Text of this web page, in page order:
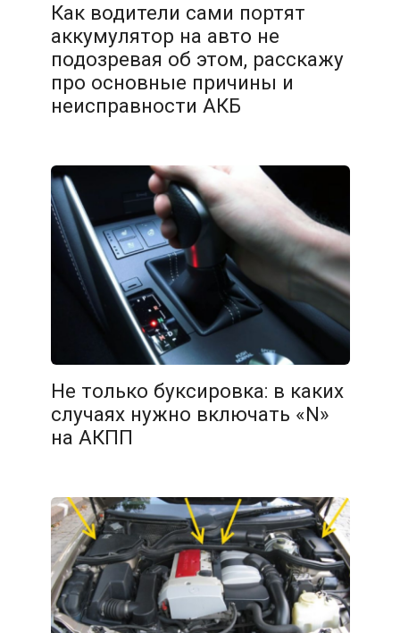
Как водители сами портят
аккумулятор на авто не
подозревая об этом, расскажу
про основные причины и
неисправности АКБ
Не только буксировка: в каких
случаях нужно включать «N»
на АКПП